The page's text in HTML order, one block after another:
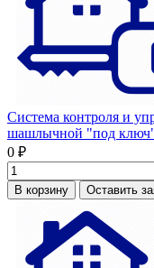
Система контроля и
шашлычной "под
0 ₽
В корзину Оставить